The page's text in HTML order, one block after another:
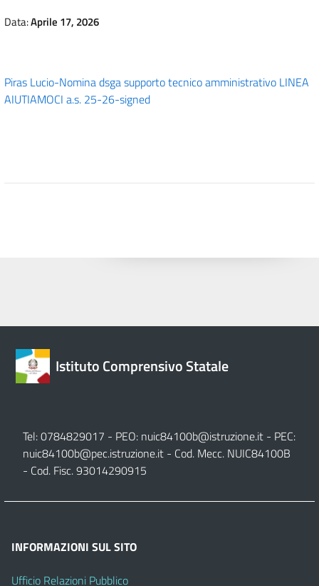
Data:Aprile 17, 2026
Piras Lucio-Nomina dsga supporto tecnico amministrativo LINEA
AIUTIAMOCI a.s. 25-26-signed
Istituto Comprensivo Statale
Tel: 0784829017 - PEO: nuic84100b@istruzione.it - PEC:
nuic84100b@pec.istruzione.it - Cod. Mecc. NUIC84100B
- Cod. Fisc. 93014290915
INFORMAZIONI SUL SITO
Ufficio Relazioni Pubblico